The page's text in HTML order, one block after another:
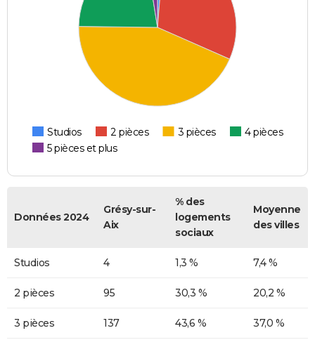
Studios 2 pièces 3 pièces
4 pièces
5 pièces et plus
Données 2024
Grésy-sur-
Aix
% des
logements
sociaux
Moyenne
des villes
Studios 4 1,3 % 7,4 %
2 pièces 95 30,3 % 20,2 %
3 pièces 137 43,6 % 37,0 %